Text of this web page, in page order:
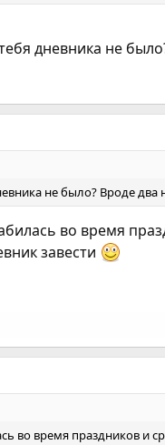
дневника не
не было? Вроде два
во время
завести
во время праздников